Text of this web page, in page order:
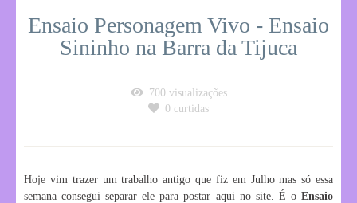
Ensaio Personagem Vivo - Ensaio
Sininho na Barra da Tijuca
700 visualizações
0 curtidas
Hoje vim trazer um trabalho antigo que fiz em Julho mas só essa
semana consegui separar ele para postar aqui no site. É o Ensaio